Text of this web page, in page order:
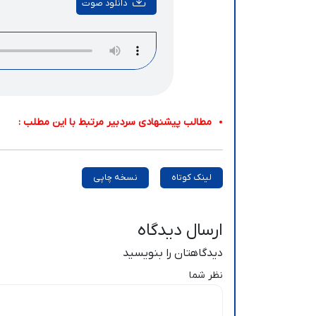
دانلود صوت
مطالب پیشنهادی سردبیر مرتبط با این مطلب :
لینک کوتاه نسخه چاپی
ارسال دیدگاه
دیدگاهتان را بنویسید
نظر شما